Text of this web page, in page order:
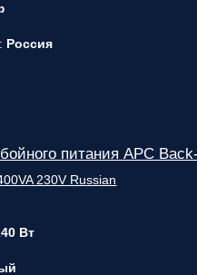
Россия
питания APC
Вт